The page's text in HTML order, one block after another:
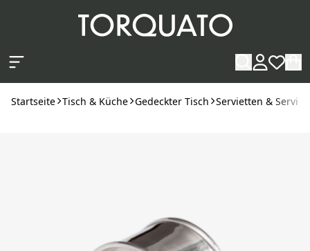
Startseite Tisch & Küche Gedeckter Tisch Servietten &